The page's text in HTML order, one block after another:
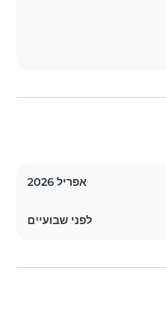
אפריל 2026
לפני שבועיים